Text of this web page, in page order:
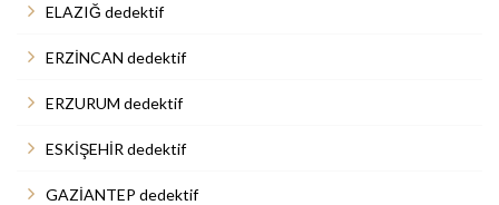
ELAZIĞ dedektif
ERZİNCAN dedektif
ERZURUM dedektif
ESKİŞEHİR dedektif
GAZİANTEP dedektif